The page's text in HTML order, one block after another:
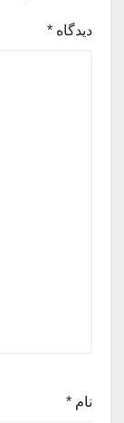
دیدگاه *
نام *